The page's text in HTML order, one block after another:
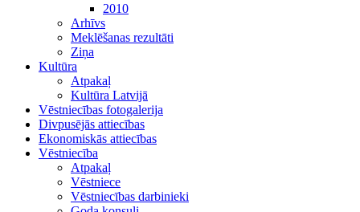
2010
Arhīvs
Meklēšanas rezultāti
Ziņa
Kultūra
Atpakaļ
Kultūra Latvijā
Vēstniecības fotogalerija
Divpusējās attiecības
Ekonomiskās attiecības
Vēstniecība
Atpakaļ
Vēstniece
Vēstniecības darbinieki